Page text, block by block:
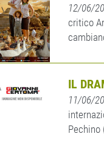
12/06/
critico
IL
11/06/
Pechino